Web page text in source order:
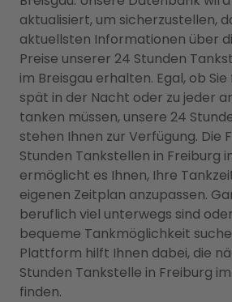
aktualisiert, um sicherzustellen,
aktuellsten Informationen über
Preise unserer 24 Stunden
im Breisgau erhalten. Egal, ob
spät in der Nacht oder zu jeder
tanken müssen, unsere 24
stehen Ihnen zur Verfügung. Die
Stunden Tankstellen in Freiburg
ermöglicht es Ihnen, Ihre
eigenen Zeitplan anzupassen.
beruflich viel unterwegs sind
bequeme Tankmöglichkeit
Plattform hilft Ihnen dabei, die
Stunden Tankstelle in Freiburg
finden.